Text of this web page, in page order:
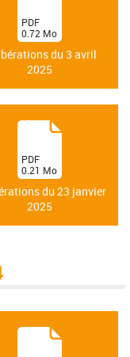
du 3 avril
2025
(PDF
0.72 Mo
)
du 23 janvier
2025
(PDF
0.21 Mo
)